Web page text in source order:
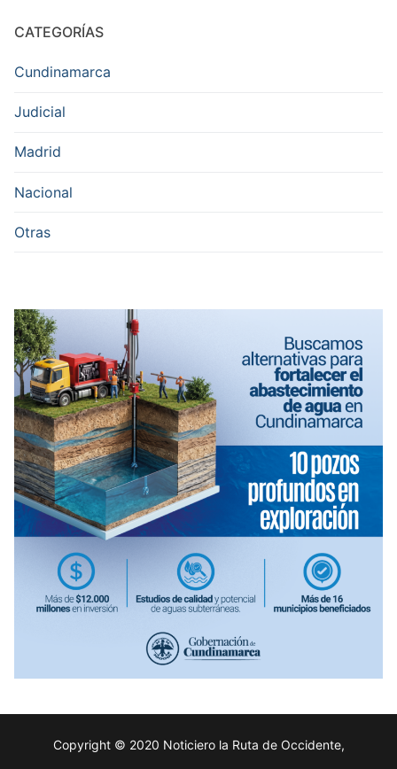
CATEGORÍAS
Cundinamarca
Judicial
Madrid
Nacional
Otras
Copyright © 2020 Noticiero la Ruta de Occidente,